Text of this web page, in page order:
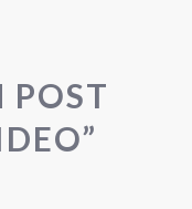
POST